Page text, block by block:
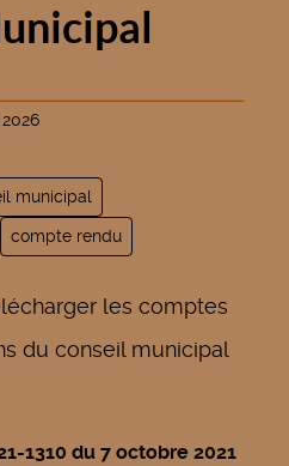
municipal
compte rendu
les comptes
du conseil municipal
1310 du 7 octobre 2021